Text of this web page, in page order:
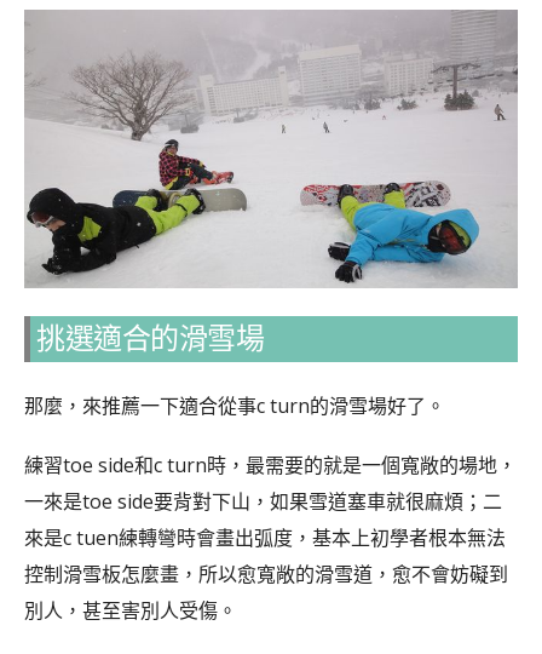
挑選適合的滑雪場
那麼，來推薦一下適合從事c turn的滑雪場好了。
練習toe side和c turn時，最需要的就是一個寬敞的場地，
一來是toe side要背對下山，如果雪道塞車就很麻煩；二
來是c tuen練轉彎時會畫出弧度，基本上初學者根本無法
控制滑雪板怎麼畫，所以愈寬敞的滑雪道，愈不會妨礙到
別人，甚至害別人受傷。